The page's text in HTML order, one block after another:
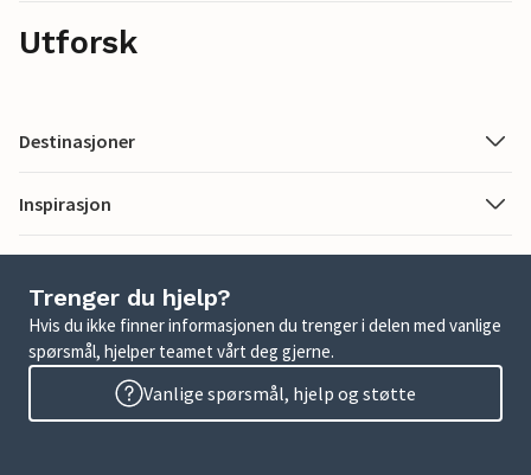
Utforsk
Destinasjoner
Inspirasjon
Trenger du hjelp?
Hvis du ikke finner informasjonen du trenger i delen med vanlige
spørsmål, hjelper teamet vårt deg gjerne.
Vanlige spørsmål, hjelp og støtte